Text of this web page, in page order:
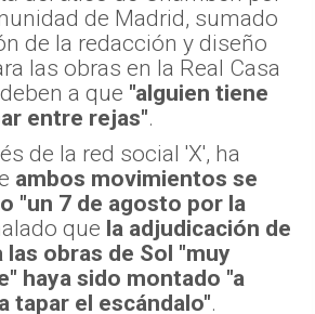
de Madrid, sumado
de la redacción y diseño
las obras en la Real Casa
a que "alguien tiene
entre rejas".
de la red social 'X', ha
ambos movimientos se
"un 7 de agosto por la
que la adjudicación de
las obras de Sol "muy
haya sido montado "a
tapar el escándalo".